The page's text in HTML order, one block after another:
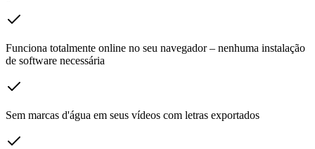
Funciona totalmente online no seu navegador – nenhuma instalação
de software necessária
Sem marcas d'água em seus vídeos com letras exportados